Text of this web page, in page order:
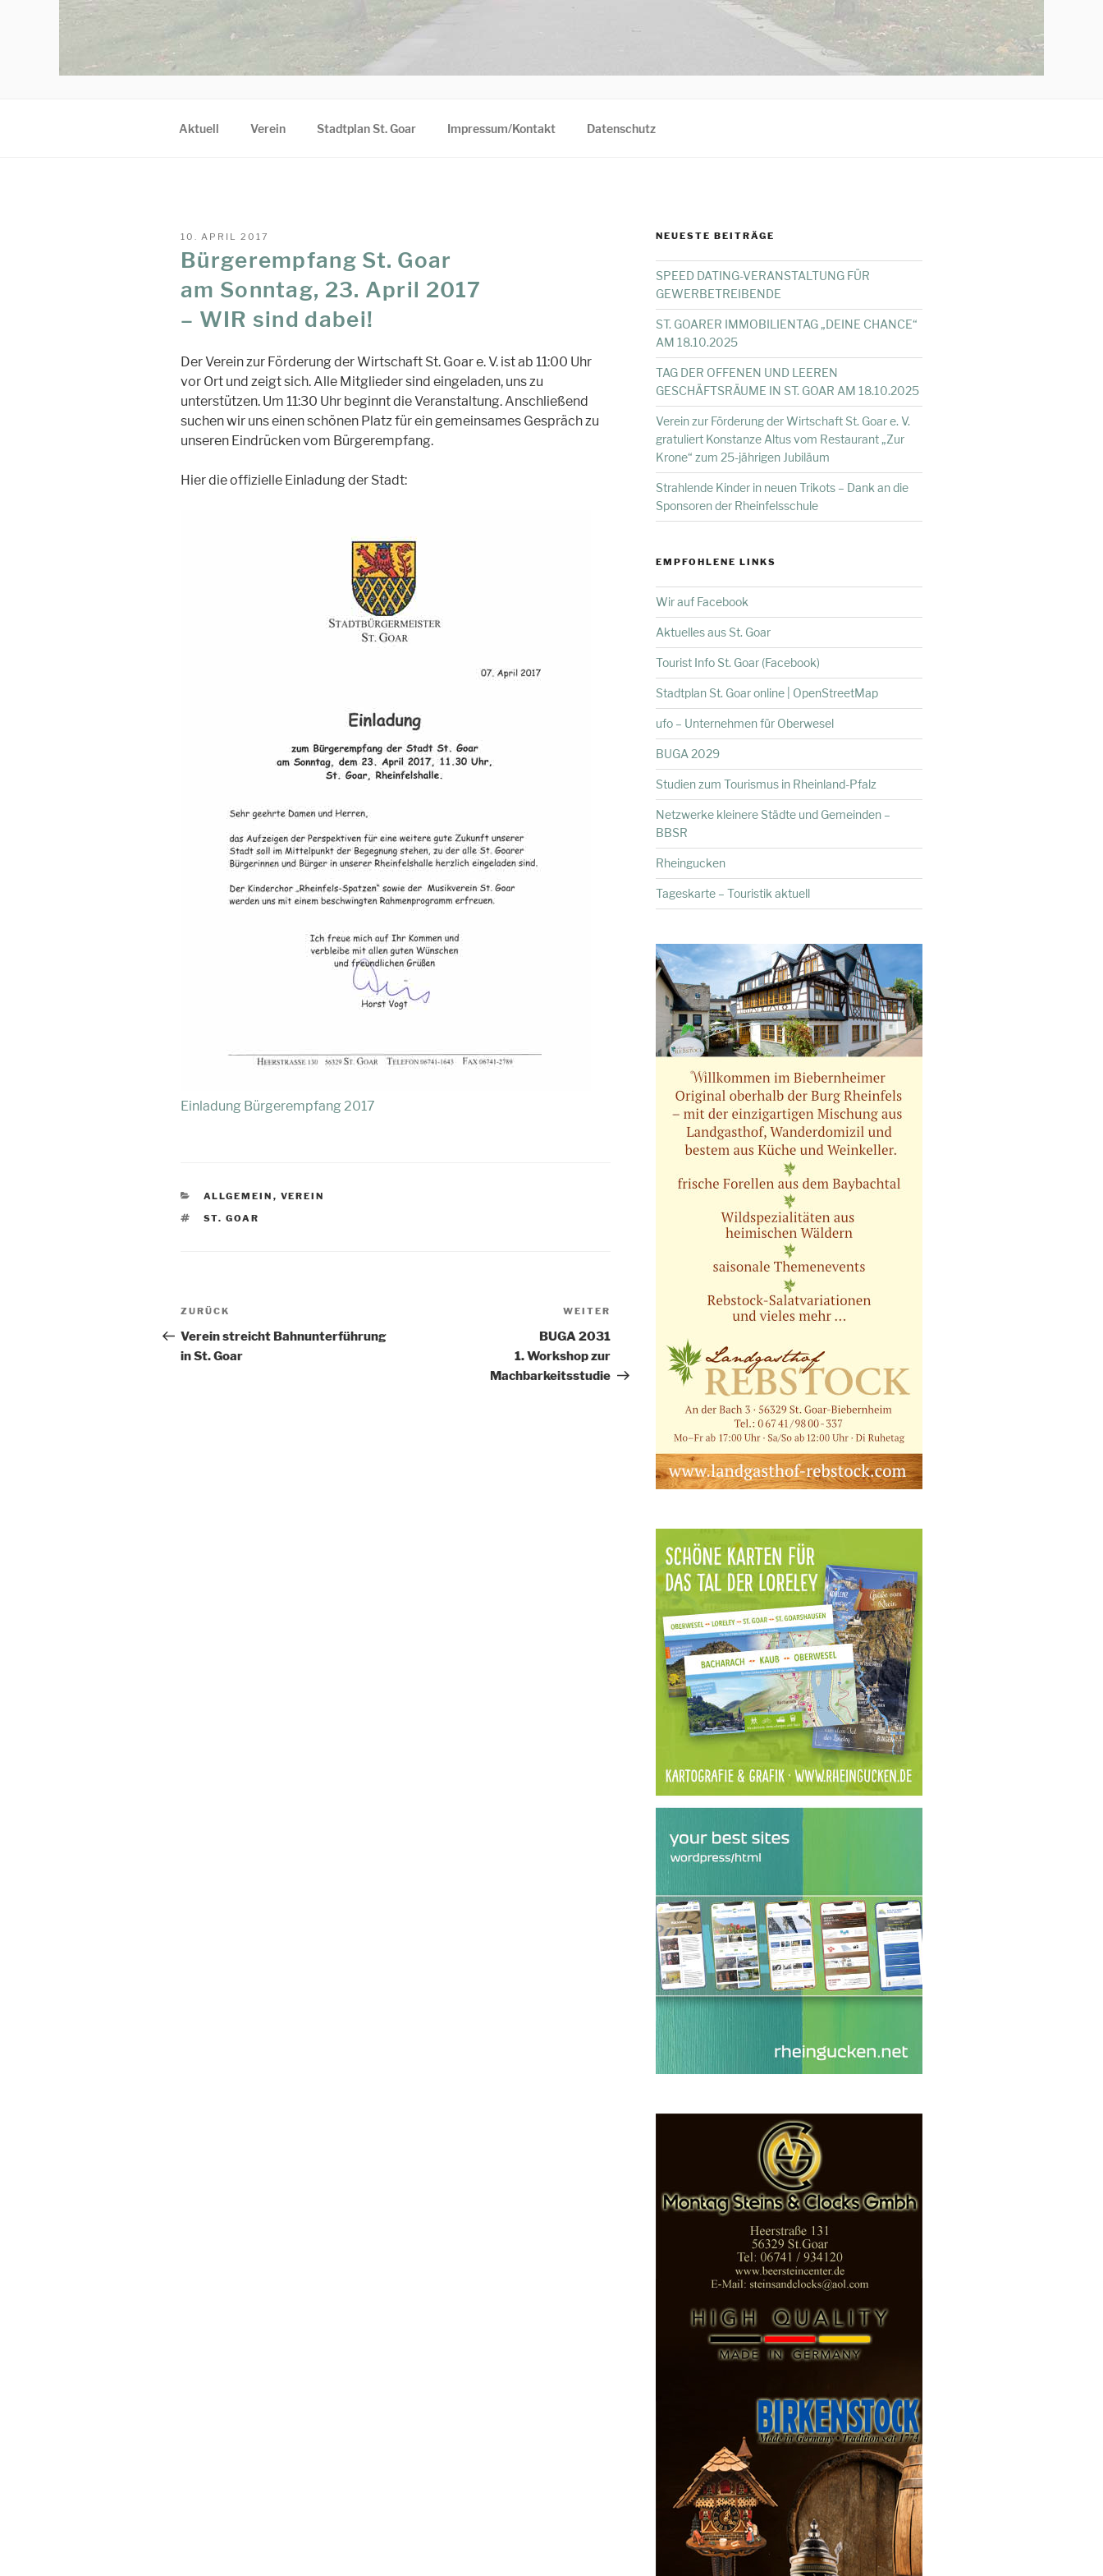
Aktuell Verein Stadtplan St. Goar Impressum/Kontakt Datenschutz
VERÖFFENTLICHT
10. APRIL 2017
Bürgerempfang St. Goar
am Sonntag, 23. April 2017
– WIR sind dabei!
Der Verein zur Förderung der Wirtschaft St. Goar e. V. ist ab 11:00 Uhr
vor Ort und zeigt sich. Alle Mitglieder sind eingeladen, uns zu
unterstützen. Um 11:30 Uhr beginnt die Veranstaltung. Anschließend
suchen wir uns einen schönen Platz für ein gemeinsames Gespräch zu
unseren Eindrücken vom Bürgerempfang.
Hier die offizielle Einladung der Stadt:
Einladung Bürgerempfang 2017
KATEGORIEN
ALLGEMEIN , VEREIN
SCHLAGWÖRTER
ST. GOAR
Beitragsnavigation
Vorheriger
Beitrag
ZURÜCK
Verein streicht Bahnunterführung
in St. Goar
WEITER
BUGA 2031
1. Workshop zur
Machbarkeitsstudie
NEUESTE BEITRÄGE
SPEED DATING-VERANSTALTUNG FÜR
GEWERBETREIBENDE
ST. GOARER IMMOBILIENTAG „DEINE CHANCE“
AM 18.10.2025
TAG DER OFFENEN UND LEEREN
GESCHÄFTSRÄUME IN ST. GOAR AM 18.10.2025
Verein zur Förderung der Wirtschaft St. Goar e. V.
gratuliert Konstanze Altus vom Restaurant „Zur
Krone“ zum 25-jährigen Jubiläum
Strahlende Kinder in neuen Trikots – Dank an die
Sponsoren der Rheinfelsschule
EMPFOHLENE LINKS
Wir auf Facebook
Aktuelles aus St. Goar
Tourist Info St. Goar (Facebook)
Stadtplan St. Goar online | OpenStreetMap
ufo – Unternehmen für Oberwesel
BUGA 2029
Studien zum Tourismus in Rheinland-Pfalz
Netzwerke kleinere Städte und Gemeinden –
BBSR
Rheingucken
Tageskarte – Touristik aktuell